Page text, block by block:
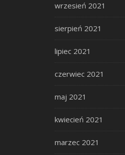
wrzesień 2021
sierpień 2021
lipiec 2021
czerwiec 2021
maj 2021
kwiecień 2021
marzec 2021